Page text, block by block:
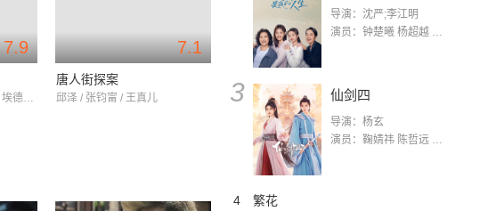
导演：沈严;李江明
演员：钟楚曦 杨超越 许娣 陈小艺 侯雯元 宋洋 王宥钧 李添诺
3 仙剑四
导演：杨玄
演员：鞠婧祎 陈哲远 茅子俊 毛晓慧 王媛可 张志浩 林枫松 张帆（演员）
4 繁花
7.9
妮可·基德曼 / 休·格兰特 / 埃德加·拉米雷兹
7.1
唐人街探案
邱泽 / 张钧甯 / 王真儿